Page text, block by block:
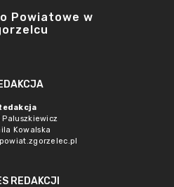
Powiatowe w
Paluszkiewicz
Kowalska
REDAKCJI